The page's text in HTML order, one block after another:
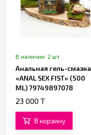
В наличии: 2 шт.
Анальная гель-смазка
«ANAL SEX FIST» (500
ML) 79749897078
23 000 T
В корзину